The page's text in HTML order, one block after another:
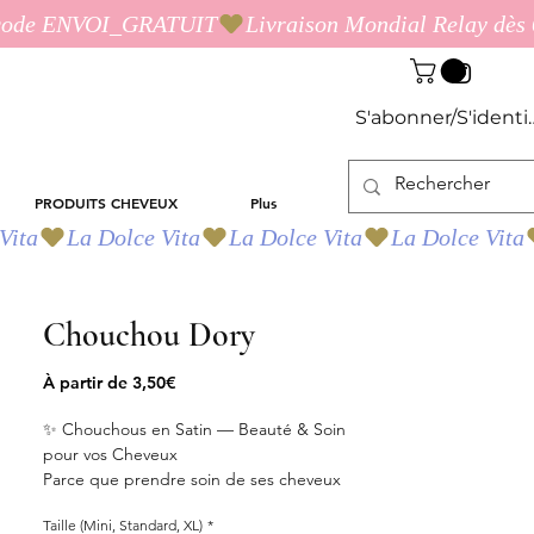
S'abonner/
PRODUITS CHEVEUX Plus
Chouchou Dory
À partir de 3,50€
✨ Chouchous en Satin — Beauté & Soin
pour vos Cheveux
Parce que prendre soin de ses cheveux
utilise ! Chez Les Idées d’Ana, nos
Taille (Mini, Standard, XL) *